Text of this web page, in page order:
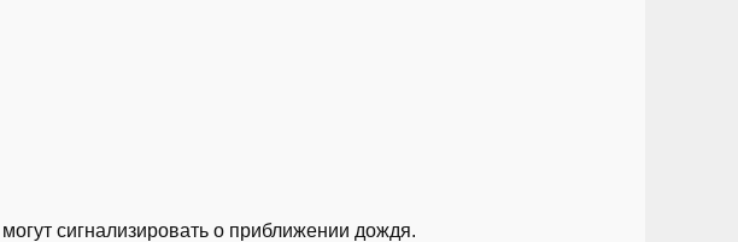
сигнализировать о приближении дождя.